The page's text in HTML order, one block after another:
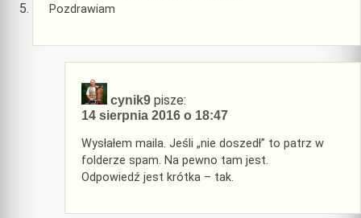
Pozdrawiam
cynik9 pisze:
14 sierpnia 2016 o 18:47
Wysłałem maila. Jeśli „nie doszedł” to patrz w
folderze spam. Na pewno tam jest.
Odpowiedź jest krótka – tak.